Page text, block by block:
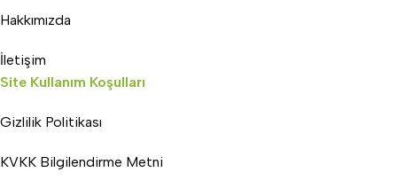
Hakkımızda
İletişim
Site Kullanım Koşulları
Gizlilik Politikası
KVKK Bilgilendirme Metni